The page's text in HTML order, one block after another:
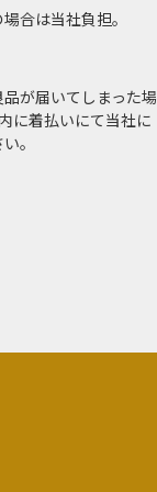
合は当社負担。
が届いてしまった場
に着払いにて当社に
。